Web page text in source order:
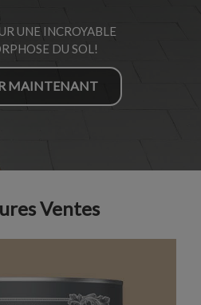
UNE INCROYABLE
DU SOL!
MAINTENANT
Ventes